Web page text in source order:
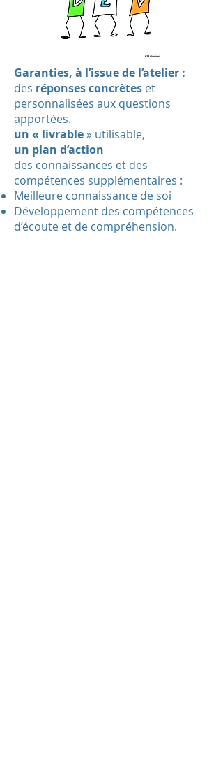
Garanties, à l’issue de l’atelier :
des réponses concrètes et
personnalisées aux questions
apportées.
un « livrable» utilisable,
un plan d’action
des connaissances et des
compétences supplémentaires :
Meilleure connaissance de soi
Développement des compétences
d’écoute et de compréhension.